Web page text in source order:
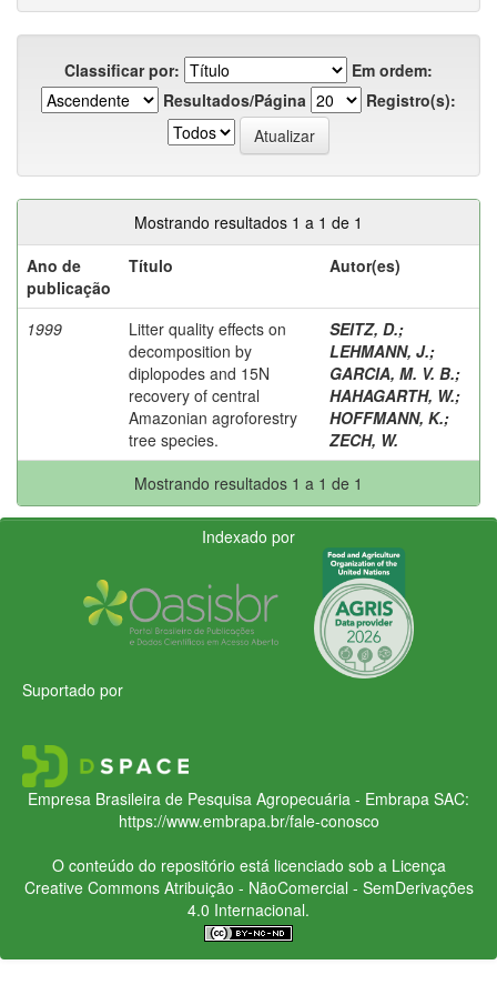
Classificar por:
Em ordem:
Resultados/Página
Registro(s):
Mostrando resultados 1 a 1 de 1
Ano de
publicação
Título Autor(es)
1999
Litter quality effects on
decomposition by
diplopodes and 15N
recovery of central
Amazonian agroforestry
tree species.
SEITZ, D.;
LEHMANN, J.;
GARCIA, M. V. B.;
HAHAGARTH, W.;
HOFFMANN, K.;
ZECH, W.
Mostrando resultados 1 a 1 de 1
Indexado por
Suportado por
Empresa Brasileira de Pesquisa Agropecuária - Embrapa SAC:
https://www.embrapa.br/fale-conosco
O conteúdo do repositório está licenciado sob a Licença
Creative CommonsAtribuição - NãoComercial - SemDerivações
4.0 Internacional.